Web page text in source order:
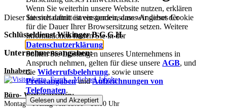
Dieser Internetauftritt ist ein gemeinsames Angebot der
Schlüsseldienst Wikinger B.G.G.H.
Unternehmensangaben:
Inhaber:
Frank - Michael Jahnke
Büro- Werkstattzeiten:
Montag - Freitag von 09:00 - 16:00 Uhr
Wenn Sie weiterhin unsere Website nutzen, erklären
Sie sich damit einverstanden, dass wir dieses Cookie
für die Dauer Ihrer Browsersitzung setzen. Weitere
Informationen finden Sie in der
Datenschutzerklärung
Sollten Sie Leistungen unseres Unternehmens in
Anspruch nehmen, gelten für diese unsere AGB, und
dieWiderrufsbelehrung, sowie unsere
PreiseangabenundAufzeichnungen von
Telefonaten.
Gelesen und Akzeptiert